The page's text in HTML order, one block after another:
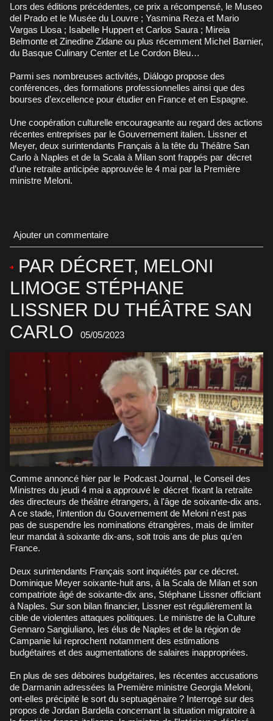
Lors des éditions précédentes, ce prix a récompensé, le Museo
del Prado et le Musée du Louvre ; Yasmina Reza et Mario
Vargas Llosa ; Isabelle Huppert et Carlos Saura ; Mireia
Belmonte et Zinedine Zidane ou plus récemment Michel Barnier,
du Basque Culinary Center et Le Cordon Bleu…
Parmi ses nombreuses activités, Diálogo propose des
conférences, des formations professionnelles ainsi que des
bourses d’excellence pour étudier en France et en Espagne.
Une coopération culturelle encourageante au regard des actions
récentes entreprises par le Gouvernement italien. Lissner et
Meyer, deux surintendants Français à la tête du Théâtre San
Carlo à Naples et de la Scala à Milan sont frappés par décret
d’une retraite anticipée approuvée le 4 mai par la Première
ministre Meloni.
Ajouter un commentaire
PAR DÉCRET, MELONI
LIMOGE STÉPHANE
LISSNER DU THÉÂTRE SAN
CARLO
05/05/2023
Comme annoncé hier par le Podcast Journal, le Conseil des
Ministres du jeudi 4 mai a approuvé le décret fixant la retraite
des directeurs de théâtre étrangers, à l'âge de soixante-dix ans.
A ce stade, l'intention du Gouvernement de Meloni n'est pas
pas de suspendre les nominations étrangères, mais de limiter
leur mandat à soixante dix-ans, soit trois ans de plus qu'en
France.
Deux surintendants Français sont inquiétés par ce décret.
Dominique Meyer soixante-huit ans, à la Scala de Milan et son
compatriote âgé de soixante-dix ans, Stéphane Lissner officiant
à Naples. Sur son bilan financier, Lissner est régulièrement la
cible de violentes attaques politiques. Le ministre de la Culture
Gennaro Sangiuliano, les élus de Naples et de la région de
Campanie lui reprochent notamment des estimations
budgétaires et des augmentations de salaires inappropriées.
En plus de ses déboires budgétaires, les récentes accusations
de Darmanin adressées la Première ministre Georgia Meloni,
ont-elles précipité le sort du septuagénaire ? Interrogé sur des
propos de Jordan Bardella concernant la situation migratoire à